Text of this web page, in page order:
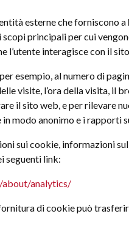
esterne che forniscono a
scopi principali per cui
l’utente interagisce con il
esempio, al numero di
visite, l’ora della visita,
il sito web, e per rilevare
modo anonimo e i
sui cookie, informazioni
seguenti link:
analytics/
di cookie può